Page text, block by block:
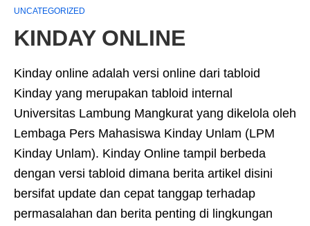
UNCATEGORIZED
KINDAY ONLINE
Kinday online adalah versi online dari tabloid
Kinday yang merupakan tabloid internal
Universitas Lambung Mangkurat yang dikelola oleh
Lembaga Pers Mahasiswa Kinday Unlam (LPM
Kinday Unlam). Kinday Online tampil berbeda
dengan versi tabloid dimana berita artikel disini
bersifat update dan cepat tanggap terhadap
permasalahan dan berita penting di lingkungan